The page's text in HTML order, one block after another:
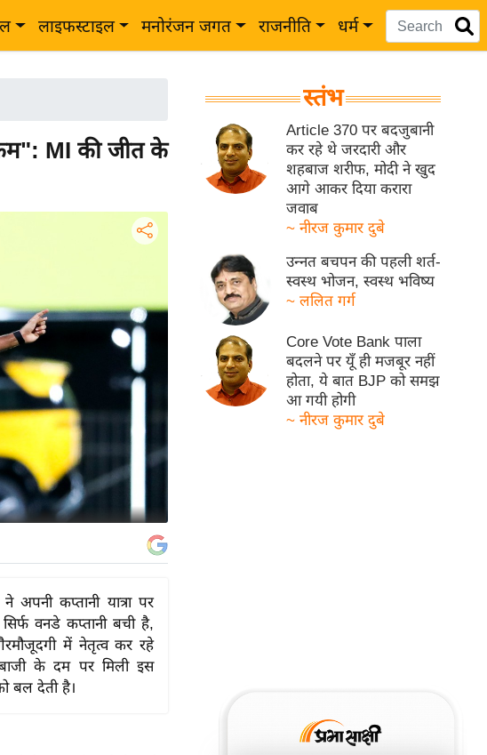
लाइफस्टाइल मनोरंजन जगत राजनीति धर्म
MI की जीत के
कप्तानी यात्रा पर
वनडे कप्तानी बची है,
में नेतृत्व कर रहे
के दम पर मिली इस
बल देती है।
स्तंभ
Article 370 पर बदजुबानी
कर रहे थे जरदारी और
शहबाज शरीफ, मोदी ने खुद
आगे आकर दिया करारा
जवाब
~ नीरज कुमार दुबे
उन्नत बचपन की पहली शर्त-
स्वस्थ भोजन, स्वस्थ भविष्य
~ ललित गर्ग
Core Vote Bank पाला
बदलने पर यूँ ही मजबूर नहीं
होता, ये बात BJP को समझ
आ गयी होगी
~ नीरज कुमार दुबे